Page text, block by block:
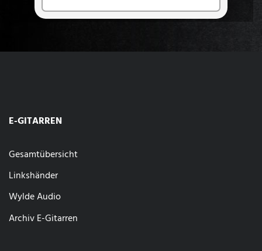
E-GITARREN
Gesamtübersicht
Linkshänder
Wylde Audio
Archiv E-Gitarren